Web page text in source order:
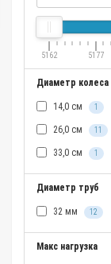
5162 5177
Диаметр колеса
14,0 см 1
26,0 см 11
33,0 см 1
Диаметр труб
32 мм 12
Макс нагрузка